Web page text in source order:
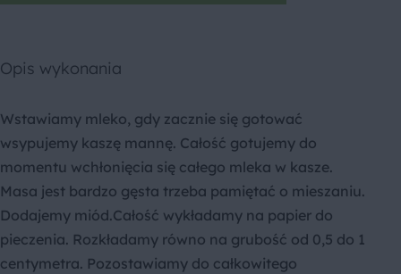
Opis wykonania
Wstawiamy mleko, gdy zacznie się gotować
wsypujemy kaszę mannę. Całość gotujemy do
momentu wchłonięcia się całego mleka w kasze.
Masa jest bardzo gęsta trzeba pamiętać o mieszaniu.
Dodajemy miód.Całość wykładamy na papier do
pieczenia. Rozkładamy równo na grubość od 0,5 do 1
centymetra. Pozostawiamy do całkowitego